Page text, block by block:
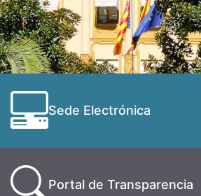
Sede Electrónica
Portal de Transparencia